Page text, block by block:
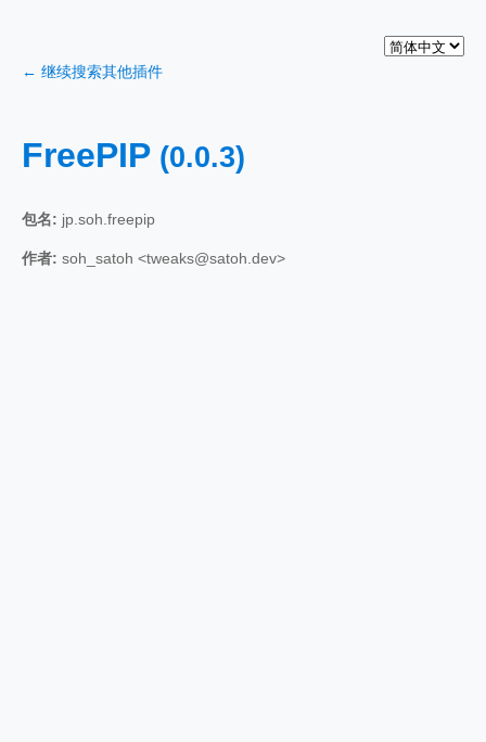
← 继续搜索其他插件
FreePIP (0.0.3)
包名: jp.soh.freepip
作者: soh_satoh <tweaks@satoh.dev>